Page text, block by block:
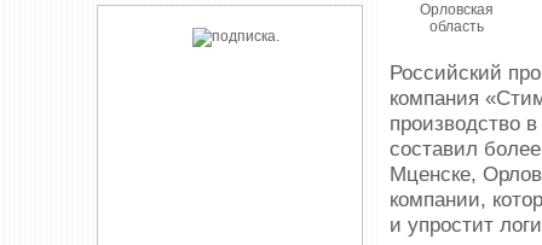
Российский
компания
производство
составил
Мценске,
компании,
и упростит